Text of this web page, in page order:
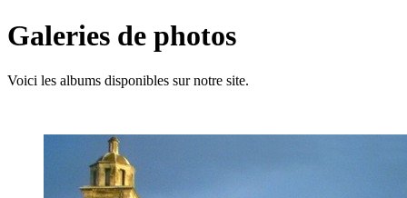
Galeries de photos
Voici les albums disponibles sur notre site.